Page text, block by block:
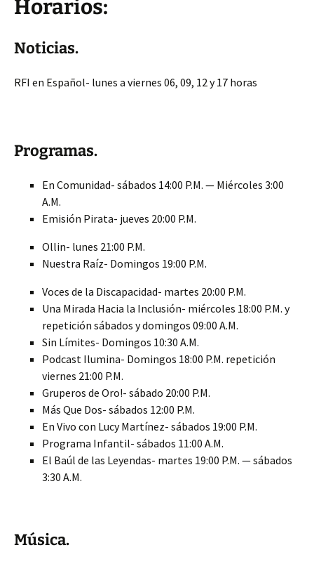
Horarios:
Noticias.
RFI en Español- lunes a viernes 06, 09, 12 y 17 horas
Programas.
En Comunidad- sábados 14:00 P.M. — Miércoles 3:00
A.M.
Emisión Pirata- jueves 20:00 P.M.
Ollin- lunes 21:00 P.M.
Nuestra Raíz- Domingos 19:00 P.M.
Voces de la Discapacidad- martes 20:00 P.M.
Una Mirada Hacia la Inclusión- miércoles 18:00 P.M. y
repetición sábados y domingos 09:00 A.M.
Sin Límites- Domingos 10:30 A.M.
Podcast Ilumina- Domingos 18:00 P.M. repetición
viernes 21:00 P.M.
Gruperos de Oro!- sábado 20:00 P.M.
Más Que Dos- sábados 12:00 P.M.
En Vivo con Lucy Martínez- sábados 19:00 P.M.
Programa Infantil- sábados 11:00 A.M.
El Baúl de las Leyendas- martes 19:00 P.M. — sábados
3:30 A.M.
Música.